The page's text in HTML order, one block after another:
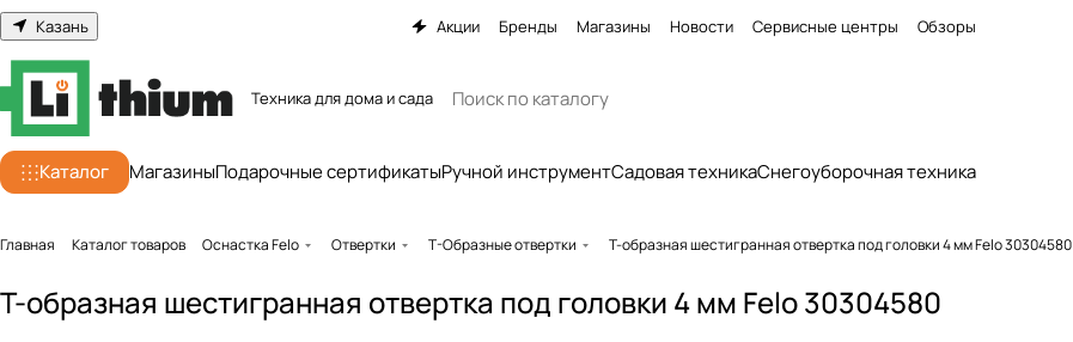
Казань Акции Бренды Магазины Новости Сервисные центры Обзоры
Техника для дома и сада
Каталог МагазиныПодарочные сертификатыРучной инструментСадовая техникаСнегоуборочная техника
Главная Каталог товаров Оснастка Felo Отвертки Т-Образные отвертки Т-образная шестигранная отвертка под головки 4 мм Felo 30304580
Т-образная шестигранная отвертка под головки 4 мм Felo 30304580